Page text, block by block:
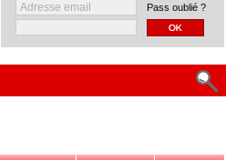
Pass oublié ?